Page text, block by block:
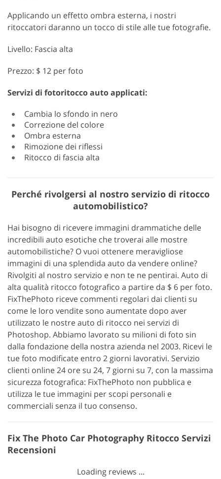
Applicando un effetto ombra esterna, i nostri
ritoccatori daranno un tocco di stile alle tue fotografie.
Livello: Fascia alta
Prezzo: $ 12 per foto
Servizi di fotoritocco auto applicati:
Cambia lo sfondo in nero
Correzione del colore
Ombra esterna
Rimozione dei riflessi
Ritocco di fascia alta
Perché rivolgersi al nostro servizio di ritocco
automobilistico?
Hai bisogno di ricevere immagini drammatiche delle
incredibili auto esotiche che troverai alle mostre
automobilistiche? O vuoi ottenere meravigliose
immagini di una splendida auto da vendere online?
Rivolgiti al nostro servizio e non te ne pentirai. Auto di
alta qualità ritocco fotografico a partire da $ 6 per foto.
FixThePhoto riceve commenti regolari dai clienti su
come le loro vendite sono aumentate dopo aver
utilizzato le nostre auto di ritocco nei servizi di
Photoshop. Abbiamo lavorato su milioni di foto sin
dalla fondazione della nostra azienda nel 2003. Ricevi le
tue foto modificate entro 2 giorni lavorativi. Servizio
clienti online 24 ore su 24, 7 giorni su 7, con la massima
sicurezza fotografica: FixThePhoto non pubblica e
utilizza le tue immagini per scopi personali e
commerciali senza il tuo consenso.
Fix The Photo Car Photography Ritocco Servizi
Recensioni
Loading reviews ...